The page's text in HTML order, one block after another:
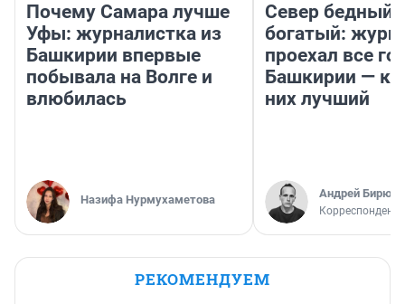
Почему Самара лучше
Уфы: журналистка из
Башкирии впервые
побывала на Волге и
влюбилась
Назифа Нурмухаметова
Север бедный,
богатый:
проехал все
Башкирии —
них лучший
Андрей
Корреспондент
РЕКОМЕНДУЕМ